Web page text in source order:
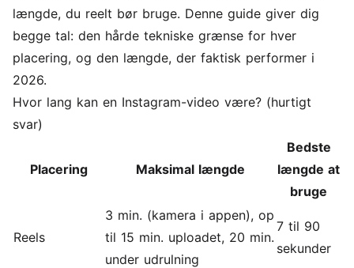
længde, du reelt bør bruge. Denne guide giver dig
begge tal: den hårde tekniske grænse for hver
placering, og den længde, der faktisk performer i
2026.
Hvor lang kan en Instagram-video være? (hurtigt
svar)
Placering Maksimal længde
Bedste
længde at
bruge
Reels
3 min. (kamera i appen), op
til 15 min. uploadet, 20 min.
under udrulning
7 til 90
sekunder